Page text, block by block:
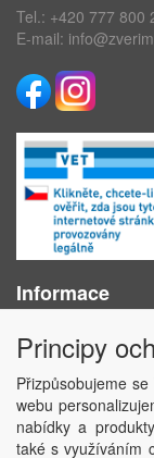
Tel.: +420 777 800
E-mail:
Informace
Obchodní podmínky
Ochrana osobních
Kontakt
Losování účtenek
Aktuality
Principy
Přizpůsobujeme
webu
nabídky a
také s využíváním